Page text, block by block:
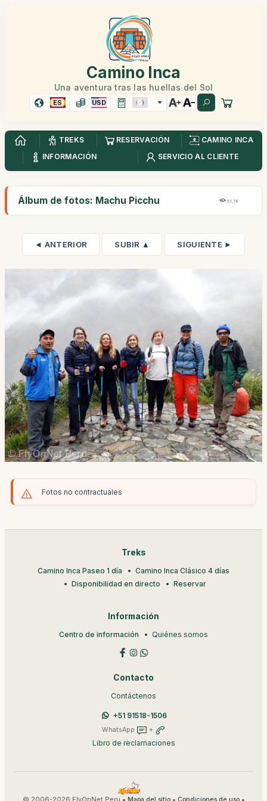
Camino Inca
Una aventura tras las huellas del Sol
ES USD
TREKS RESERVACIÓN
CAMINO INCA
INFORMACIÓN
SERVICIO AL CLIENTE
Álbum de fotos: Machu Picchu 51,7K
◄ ANTERIOR SUBIR ▲ SIGUIENTE ►
Fotos no contractuales
Treks
Camino Inca Paseo 1 día
Camino Inca Clásico 4 días
Disponibilidad en directo
Reservar
Información
Centro de información Quiénes somos
Contacto
Contáctenos
+51 91518-1506
WhatsApp +
Libro de reclamaciones
© 2006-2026 FlyOnNet Peru • • •